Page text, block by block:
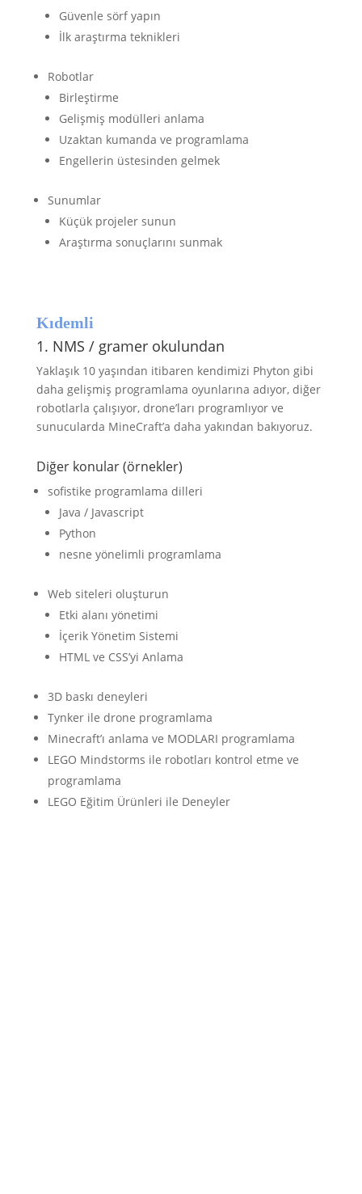
Güvenle sörf yapın
İlk araştırma teknikleri
Robotlar
Birleştirme
Gelişmiş modülleri anlama
Uzaktan kumanda ve programlama
Engellerin üstesinden gelmek
Sunumlar
Küçük projeler sunun
Araştırma sonuçlarını sunmak
Kıdemli
1. NMS / gramer okulundan
Yaklaşık 10 yaşından itibaren kendimizi Phyton gibi
daha gelişmiş programlama oyunlarına adıyor, diğer
robotlarla çalışıyor, drone’ları programlıyor ve
sunucularda MineCraft’a daha yakından bakıyoruz.
Diğer konular (örnekler)
sofistike programlama dilleri
Java / Javascript
Python
nesne yönelimli programlama
Web siteleri oluşturun
Etki alanı yönetimi
İçerik Yönetim Sistemi
HTML ve CSS’yi Anlama
3D baskı deneyleri
Tynker ile drone programlama
Minecraft’ı anlama ve MODLARI programlama
LEGO Mindstorms ile robotları kontrol etme ve
programlama
LEGO Eğitim Ürünleri ile Deneyler